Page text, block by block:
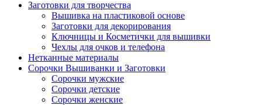
Заготовки для творчества
Вышивка на пластиковой основе
Заготовки для декорирования
Ключницы и Косметички для вышивки
Чехлы для очков и телефона
Нетканные материалы
Сорочки Вышиванки и Заготовки
Cорочки мужские
Сорочки детские
Сорочки женские